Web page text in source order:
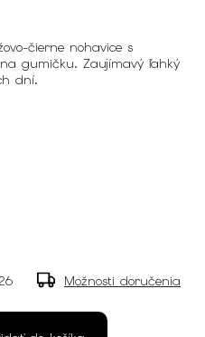
čierne nohavice s
gumičku. Zaujímavý ľahký
dní.
Možnosti doručenia